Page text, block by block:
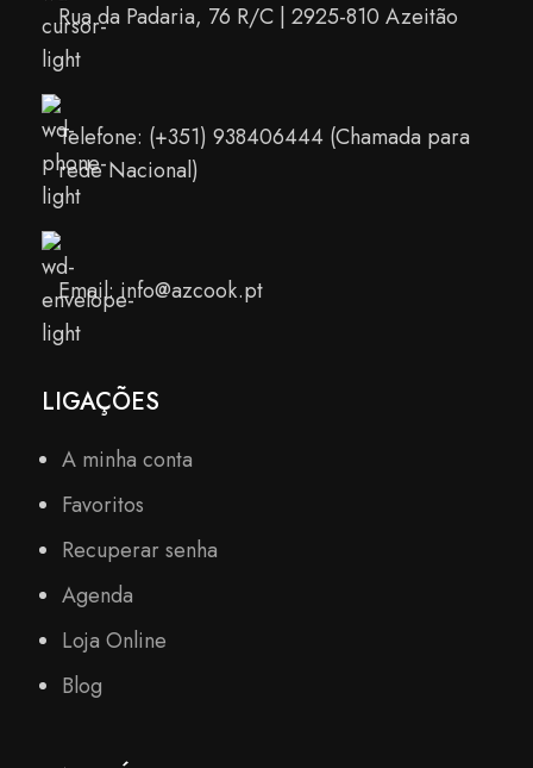
Rua da Padaria, 76 R/C | 2925-810 Azeitão
Telefone: (+351) 938406444 (Chamada para
rede Nacional)
Email: info@azcook.pt
LIGAÇÕES
A minha conta
Favoritos
Recuperar senha
Agenda
Loja Online
Blog